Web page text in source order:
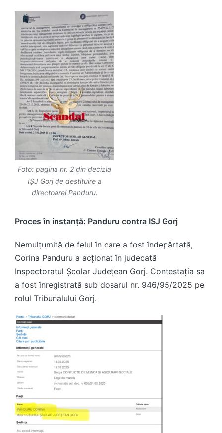
Foto: pagina nr. 2 din decizia
IȘJ Gorj de destituire a
directoarei Panduru.
Proces în instanță: Panduru contra ISJ Gorj
Nemulțumită de felul în care a fost îndepărtată,
Corina Panduru a acționat în judecată
Inspectoratul Școlar Județean Gorj. Contestația sa
a fost înregistrată sub dosarul nr. 946/95/2025 pe
rolul Tribunalului Gorj.